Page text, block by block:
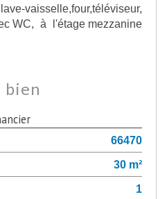
vaisselle,four,téléviseur,
WC, à l'étage mezzanine
bien
66470
30 m²
1